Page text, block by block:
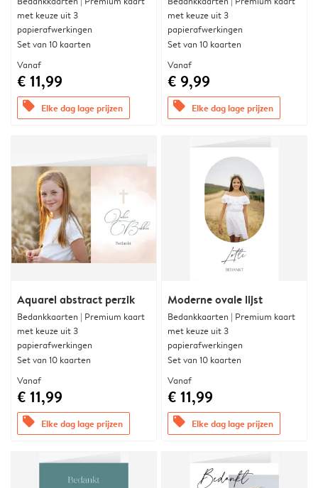
met keuze uit 3
papierafwerkingen
Set van 10 kaarten
Vanaf
€ 11,99
offers Elke dag lage prijzen
met keuze uit 3
papierafwerkingen
Set van 10 kaarten
Vanaf
€ 9,99
offers Elke dag lage prijzen
Aquarel abstract perzik
Bedankkaarten | Premium kaart
met keuze uit 3
papierafwerkingen
Set van 10 kaarten
Vanaf
€ 11,99
offers Elke dag lage prijzen
Moderne ovale lijst
Bedankkaarten | Premium kaart
met keuze uit 3
papierafwerkingen
Set van 10 kaarten
Vanaf
€ 11,99
offers Elke dag lage prijzen